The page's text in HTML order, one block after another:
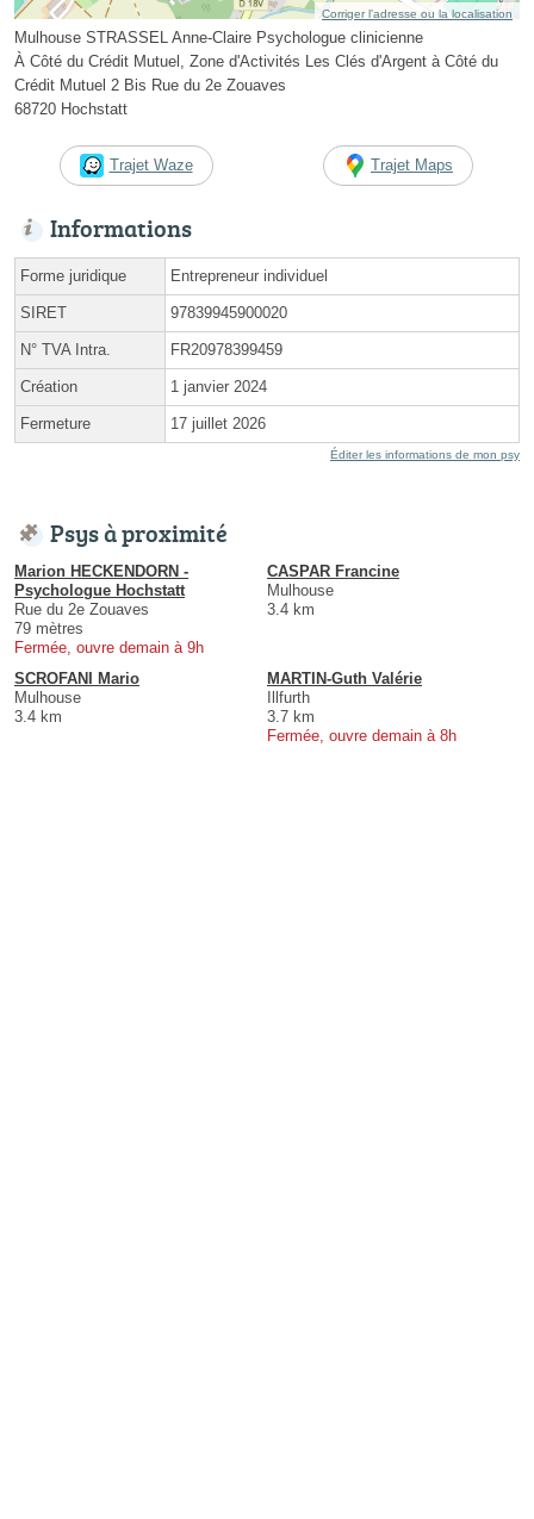
Corriger l’adresse ou la localisation
Mulhouse STRASSEL Anne-Claire Psychologue clinicienne
À Côté du Crédit Mutuel, Zone d'Activités Les Clés d'Argent à Côté du
Crédit Mutuel 2 Bis Rue du 2e Zouaves
68720 Hochstatt
Trajet Waze Trajet Maps
Informations
Forme juridique Entrepreneur individuel
SIRET 97839945900020
N° TVA Intra. FR20978399459
Création 1 janvier 2024
Fermeture 17 juillet 2026
Éditer les informations de mon psy
Psys à proximité
Marion HECKENDORN -
Psychologue Hochstatt
Rue du 2e Zouaves
79 mètres
Fermée, ouvre demain à 9h
CASPAR Francine
Mulhouse
3.4 km
SCROFANI Mario
Mulhouse
3.4 km
MARTIN-Guth Valérie
Illfurth
3.7 km
Fermée, ouvre demain à 8h